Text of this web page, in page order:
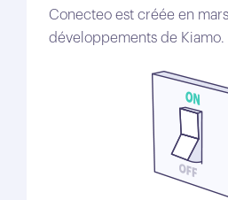
Conecteo est créée en
développements de Kiamo.